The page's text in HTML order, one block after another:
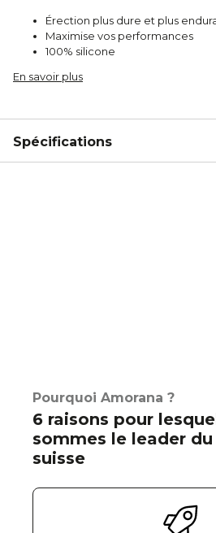
Érection plus dure et plus
Maximise vos performances
100% silicone
En savoir plus
Spécifications
Pourquoi Amorana ?
6 raisons pour
sommes le leader
suisse